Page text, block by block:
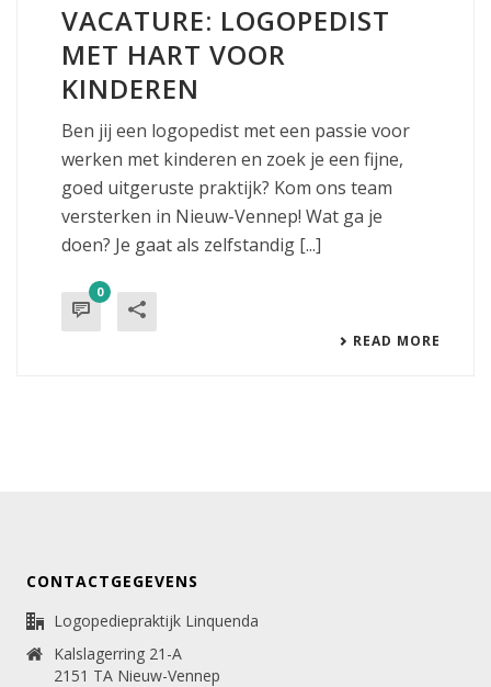
VACATURE: LOGOPEDIST
MET HART VOOR
KINDEREN
Ben jij een logopedist met een passie voor
werken met kinderen en zoek je een fijne,
goed uitgeruste praktijk? Kom ons team
versterken in Nieuw-Vennep! Wat ga je
doen? Je gaat als zelfstandig [...]
0
READ MORE
CONTACTGEGEVENS
Logopediepraktijk Linquenda
Kalslagerring 21-A
2151 TA Nieuw-Vennep